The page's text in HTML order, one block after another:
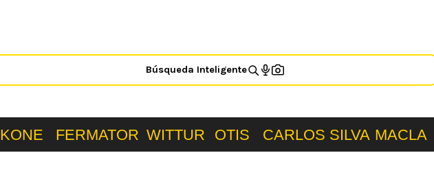
Búsqueda Inteligente
KONE FERMATOR WITTUR OTIS CARLOS SILVA MACLA